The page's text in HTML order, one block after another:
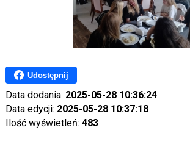
Udostępnij
Data dodania: 2025-05-28 10:36:24
Data edycji: 2025-05-28 10:37:18
Ilość wyświetleń: 483